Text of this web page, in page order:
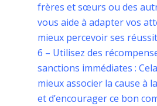
frères et sœurs ou des
vous aide à adapter vos
mieux percevoir ses
6 – Utilisez des
sanctions immédiates :
mieux associer la cause à
et d’encourager ce bon